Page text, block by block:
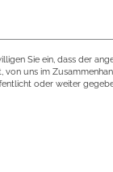
Sie ein, dass der
von uns im
oder weiter